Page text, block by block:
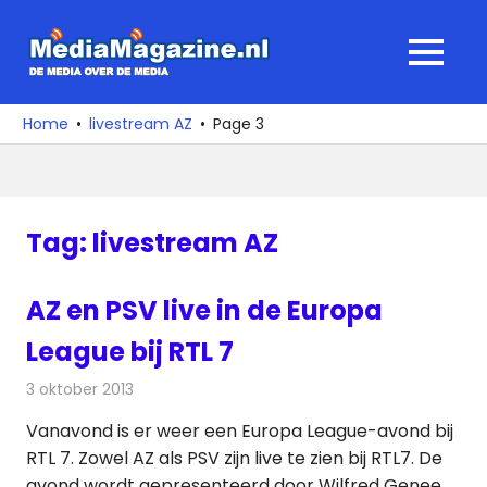
naar
media
over
MENU
Home livestream AZ Page 3
Tag: livestream AZ
AZ en PSV live in de Europa
League bij RTL 7
3 oktober 2013
Vanavond is er weer een Europa League-avond bij
RTL 7. Zowel AZ als PSV zijn live te zien bij RTL7. De